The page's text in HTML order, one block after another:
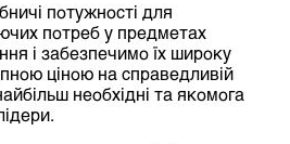
потужності для
потреб у предметах
і забезпечимо їх широку
ціною на справедливій
необхідні та якомога